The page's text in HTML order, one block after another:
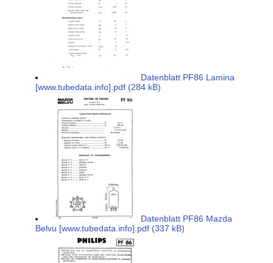
Datenblatt PF86 Lamina
[www.tubedata.info].pdf (284 kB)
Datenblatt PF86 Mazda
Belvu [www.tubedata.info].pdf (337 kB)